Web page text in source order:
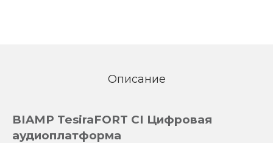
Описание
BIAMP TesiraFORT CI Цифровая
аудиоплатформа